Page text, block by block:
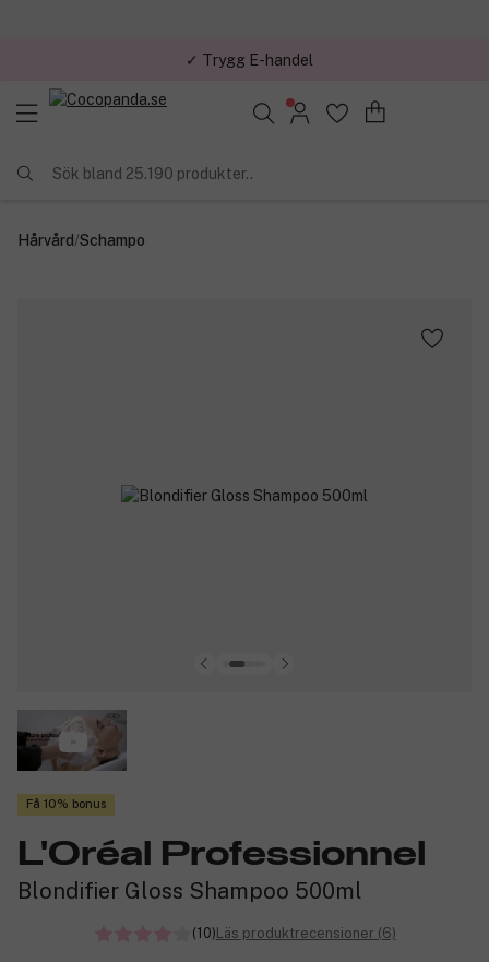
✓ Trygg E-handel
Sök bland 25.190 produkter..
Hårvård/Schampo
Få 10% bonus
L'Oréal Professionnel
Blondifier Gloss Shampoo 500ml
(10)Läs produktrecensioner (6)